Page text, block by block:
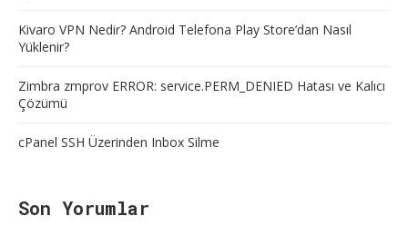
Kivaro VPN Nedir? Android Telefona Play Store’dan Nasıl
Yüklenir?
Zimbra zmprov ERROR: service.PERM_DENIED Hatası ve Kalıcı
Çözümü
cPanel SSH Üzerinden Inbox Silme
Son Yorumlar